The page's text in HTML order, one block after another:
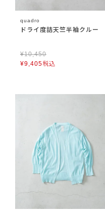
quadro
ドライ度詰天竺半袖クルー
¥10,450
¥9,405税込